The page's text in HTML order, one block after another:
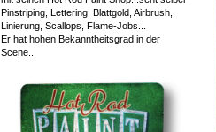
Pinstriping, Lettering, Blattgold, Airbrush,
Linierung, Scallops, Flame-Jobs...
Er hat hohen Bekanntheitsgrad in der
Scene..